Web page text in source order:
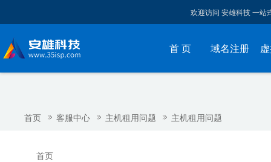
欢迎访问 安雄科技 一站
首 页 域名注册
首页 客服中心 主机租用问题 主机租用问题
首页